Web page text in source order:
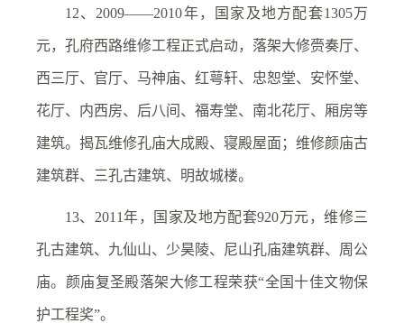
12、2009——2010年，国家及地方配套1305万
元，孔府西路维修工程正式启动，落架大修赍奏厅、
西三厅、官厅、马神庙、红萼轩、忠恕堂、安怀堂、
花厅、内西房、后八间、福寿堂、南北花厅、厢房等
建筑。揭瓦维修孔庙大成殿、寝殿屋面；维修颜庙古
建筑群、三孔古建筑、明故城楼。
13、2011年，国家及地方配套920万元，维修三
孔古建筑、九仙山、少昊陵、尼山孔庙建筑群、周公
庙。颜庙复圣殿落架大修工程荣获“全国十佳文物保
护工程奖”。